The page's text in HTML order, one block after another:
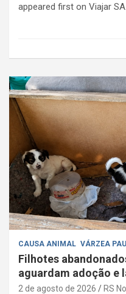
appeared first on Viajar SA.
CAUSA ANIMAL VÁRZEA
Filhotes
aguardam adoção e
2 de agosto de 2026 RS